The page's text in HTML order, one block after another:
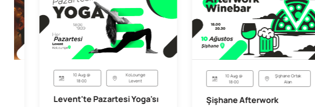
10 Aug @
18:00
KoLounge
Levent
Levent'te Pazartesi Yoga'sı
10 Aug @
18:00
Şişhane Ortak
Alan
Şişhane Afterwork